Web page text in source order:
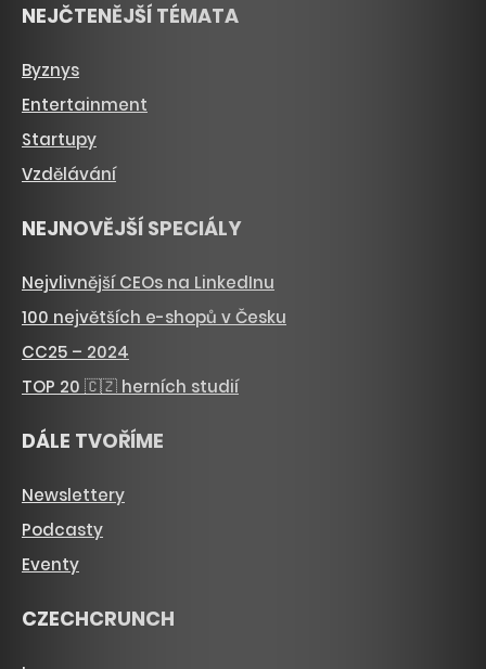
NEJČTENĚJŠÍ TÉMATA
Byznys
Entertainment
Startupy
Vzdělávání
NEJNOVĚJŠÍ SPECIÁLY
Nejvlivnější CEOs na LinkedInu
100 největších e-shopů v Česku
CC25 – 2024
TOP 20 🇨🇿 herních studií
DÁLE TVOŘÍME
Newslettery
Podcasty
Eventy
CZECHCRUNCH